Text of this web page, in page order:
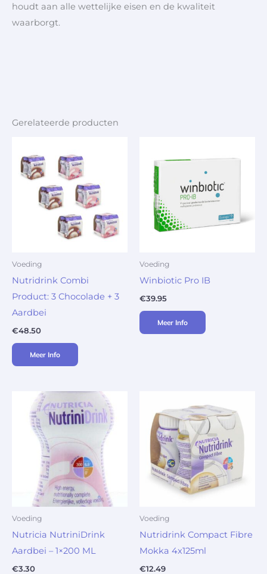
houdt aan alle wettelijke eisen en de kwaliteit
waarborgt.
Gerelateerde producten
Voeding
Nutridrink Combi
Product: 3 Chocolade + 3
Aardbei
€48.50
Meer Info
Voeding
Winbiotic Pro IB
€39.95
Meer Info
Voeding
Nutricia NutriniDrink
Aardbei – 1×200 ML
€3.30
Voeding
Nutridrink Compact Fibre
Mokka 4x125ml
€12.49